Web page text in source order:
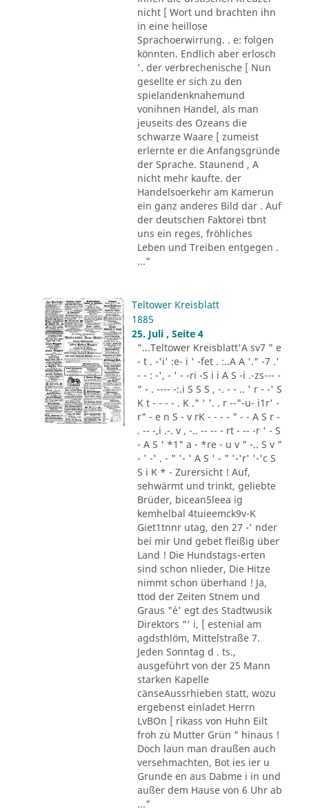
nicht [ Wort und brachten ihn
in eine heillose
Sprachoerwirrung. . e: folgen
könnten. Endlich aber erlosch
'. der verbrechenische [ Nun
gesellte er sich zu den
spielandenknahemund
vonihnen Handel, als man
jeuseits des Ozeans die
schwarze Waare [ zumeist
erlernte er die Anfangsgründe
der Sprache. Staunend , A
nicht mehr kaufte. der
Handelsoerkehr am Kamerun
ein ganz anderes Bild dar . Auf
der deutschen Faktorei tbnt
uns ein reges, fröhliches
Leben und Treiben entgegen .
..."
Teltower Kreisblatt
1885
25. Juli , Seite 4
"...Teltower Kreisblatt'A sv7 " e
- t . -'i' :e- i ' -fet . :..A A '." -7 .'
- - : -', - ' - -ri -S i i A S -i .-zs--- -
" - . ---- -:.i S S S , -. - - .. ' r - -' S
K t - - - - . K ." ' '. . r --"-u- i1r' -
r" - e n S - v rK - - - - " - - A S r -
. -- -,i .-. v , -.. -- -- - rt - -- -r ' - S
- A S ' *1" a - *re - u v " -.. S v "
- ' -' . - " '- ' A S ' - " '-'r' '-'c S
S i K * - Zurersicht ! Auf,
sehwärmt und trinkt, geliebte
Brüder, bicean5leea ig
kemhelbal 4tuieemck9v-K
Giet1tnnr utag, den 27 -' nder
bei mir Und gebet fleißig über
Land ! Die Hundstags-erten
sind schon nlieder, Die Hitze
nimmt schon überhand ! Ja,
ttod der Zeiten Stnem und
Graus "´e' egt des Stadtwusik
Direktors "' i, [ estenial am
agdsthlöm, Mittelstraße 7.
Jeden Sonntag d . ts.,
ausgeführt von der 25 Mann
starken Kapelle
cänseAussrhieben statt, wozu
ergebenst einladet Herrn
LvBOn [ rikass von Huhn Eilt
froh zu Mutter Grün " hinaus !
Doch laun man draußen auch
versehmachten, Bot ies ier u
Grunde en aus Dabme i in und
außer dem Hause von 6 Uhr ab
..."